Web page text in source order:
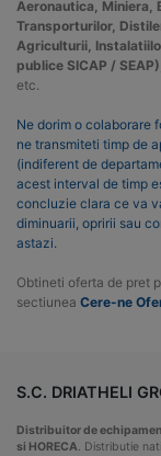
Aeronautica, Miniera,
Transporturilor,
Agriculturii,
publice SICAP /
etc.
Ne dorim o colaborare
ne transmiteti timp de
(indiferent de
acest interval de timp
concluzie clara ce va
diminuarii, opririi sau
astazi.
Obtineti oferta de pret
sectiunea Cere-ne
S.C. DRIATHELI
Distribuitor de
si HORECA. Distributie